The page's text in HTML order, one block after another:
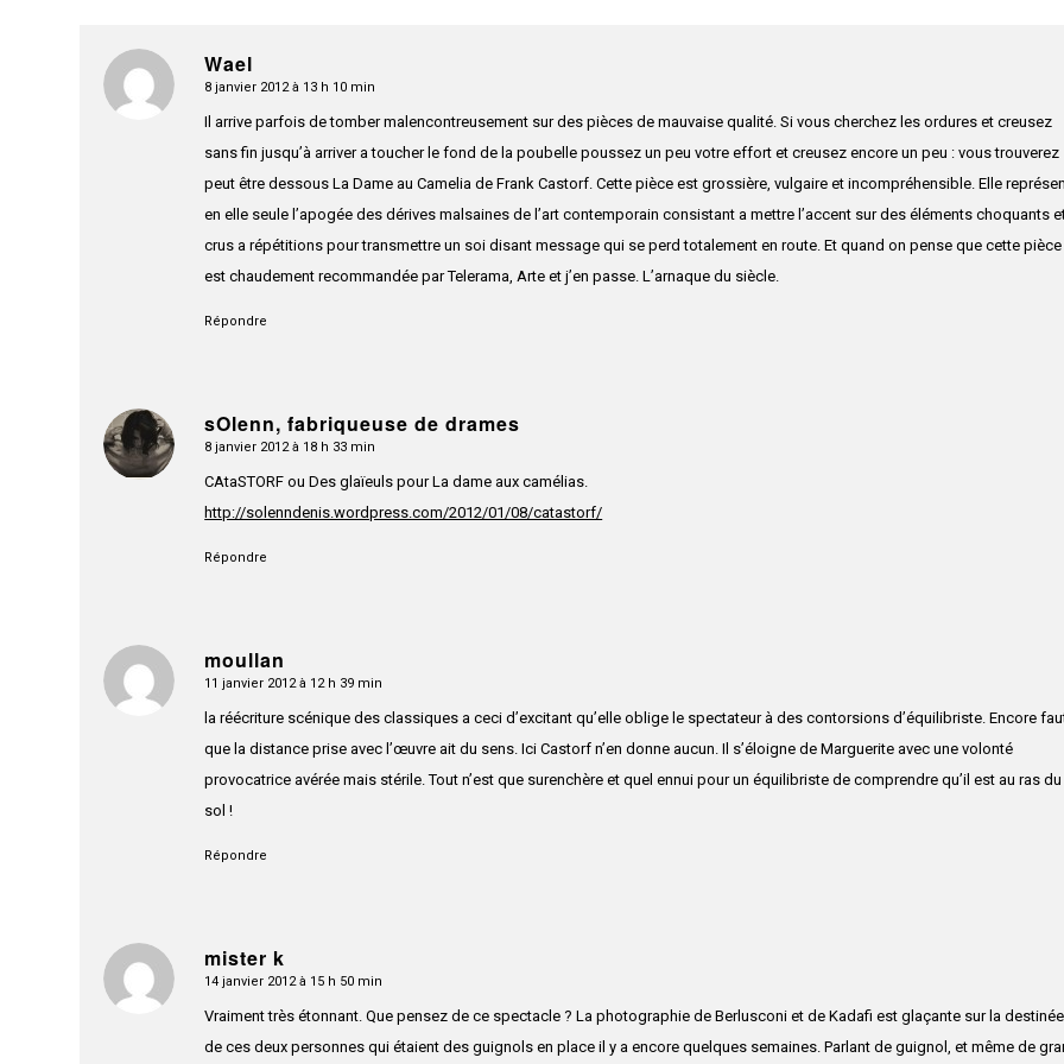
Wael
dit
8 janvier 2012 à 13 h 10 min
Il arrive parfois de tomber malencontreusement sur des pièces de mauvaise qualité. Si vous cherchez les ordures et creusez
sans fin jusqu’à arriver a toucher le fond de la poubelle poussez un peu votre effort et creusez encore un peu : vous trouverez
peut être dessous La Dame au Camelia de Frank Castorf. Cette pièce est grossière, vulgaire et incompréhensible. Elle
en elle seule l’apogée des dérives malsaines de l’art contemporain consistant a mettre l’accent sur des éléments choquants
crus a répétitions pour transmettre un soi disant message qui se perd totalement en route. Et quand on pense que cette pièce
est chaudement recommandée par Telerama, Arte et j’en passe. L’arnaque du siècle.
Répondre
sOlenn, fabriqueuse de drames
dit
:
8 janvier 2012 à 18 h 33 min
CAtaSTORF ou Des glaïeuls pour La dame aux camélias.
http://solenndenis.wordpress.com/2012/01/08/catastorf/
Répondre
moullan
dit
11 janvier 2012 à 12 h 39 min
la réécriture scénique des classiques a ceci d’excitant qu’elle oblige le spectateur à des contorsions d’équilibriste. Encore
que la distance prise avec l’œuvre ait du sens. Ici Castorf n’en donne aucun. Il s’éloigne de Marguerite avec une volonté
provocatrice avérée mais stérile. Tout n’est que surenchère et quel ennui pour un équilibriste de comprendre qu’il est au ras du
sol !
Répondre
mister k
dit
14 janvier 2012 à 15 h 50 min
Vraiment très étonnant. Que pensez de ce spectacle ? La photographie de Berlusconi et de Kadafi est glaçante sur la destinée
de ces deux personnes qui étaient des guignols en place il y a encore quelques semaines. Parlant de guignol, et même de